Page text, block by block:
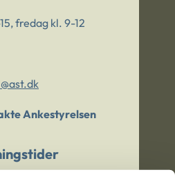
fredag kl. 9-12
Ankestyrelsen